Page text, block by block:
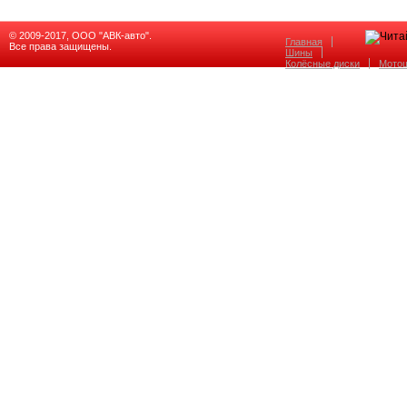
© 2009-2017, ООО "АВК-авто".
Все права защищены.
Главная
Шины
Колёсные диски